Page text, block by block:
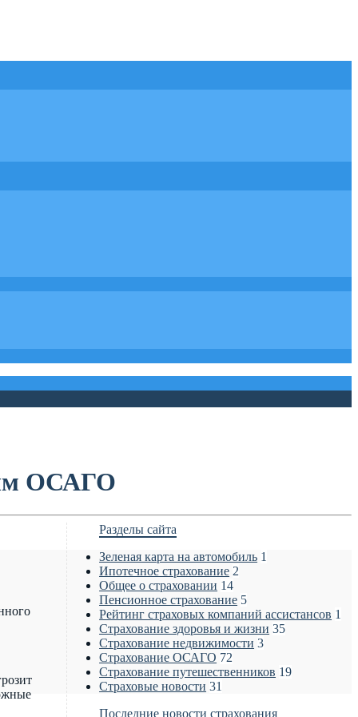
ОСАГО
Разделы сайта
Зеленая карта на автомобиль 1
Ипотечное страхование 2
Общее о страховании 14
Пенсионное страхование 5
Рейтинг страховых компаний ассистансов 1
Страхование здоровья и жизни 35
Страхование недвижимости 3
Страхование ОСАГО 72
Страхование путешественников 19
Страховые новости 31
Последние новости страхования